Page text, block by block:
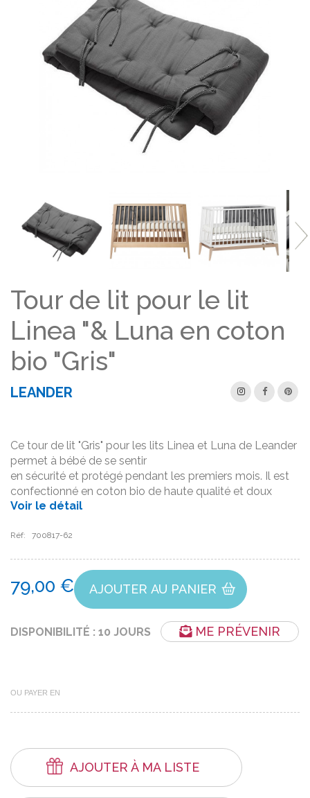
Tour de lit pour le lit
Linea "& Luna en coton
bio "Gris"
LEANDER
Ce tour de lit "Gris" pour les lits Linea et Luna de Leander
permet à bébé de se sentir
en sécurité et protégé pendant les premiers mois. Il est
confectionné en coton bio de haute qualité et doux
Voir le détail
Réf: 700817-62
79,00 € AJOUTER AU PANIER
DISPONIBILITÉ : 10 JOURS ME PRÉVENIR
OU PAYER EN
AJOUTER À MA LISTE